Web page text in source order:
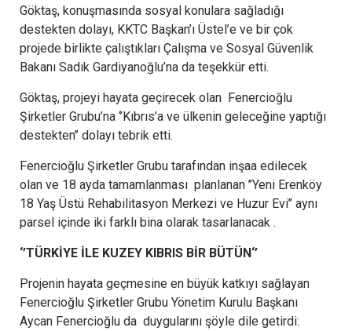
Göktaş, konuşmasında sosyal konulara sağladığı
destekten dolayı, KKTC Başkan’ı Üstel’e ve bir çok
projede birlikte çalıştıkları Çalışma ve Sosyal Güvenlik
Bakanı Sadık Gardiyanoğlu’na da teşekkür etti.
Göktaş, projeyi hayata geçirecek olan Fenercioğlu
Şirketler Grubu’na ‘’Kıbrıs’a ve ülkenin geleceğine yaptığı
destekten’’ dolayı tebrik etti.
Fenercioğlu Şirketler Grubu tarafından inşaa edilecek
olan ve 18 ayda tamamlanması planlanan ’’Yeni Erenköy
18 Yaş Üstü Rehabilitasyon Merkezi ve Huzur Evi’’ aynı
parsel içinde iki farklı bina olarak tasarlanacak .
‘’TÜRKİYE İLE KUZEY KIBRIS BİR BÜTÜN‘’
Projenin hayata geçmesine en büyük katkıyı sağlayan
Fenercioğlu Şirketler Grubu Yönetim Kurulu Başkanı
Aycan Fenercioğlu da duygularını şöyle dile getirdi: